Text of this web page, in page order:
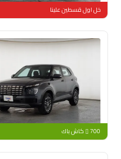
خل اول قسطين علينا
مستعملة 69,687 كم
700 كاش باك